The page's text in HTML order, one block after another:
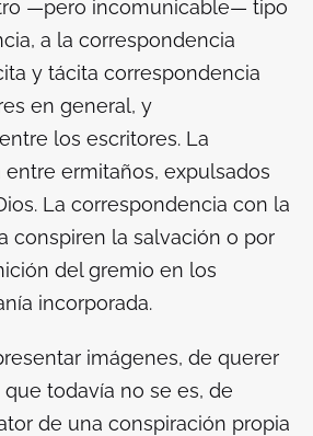
—pero incomunicable— tipo
a la correspondencia
y tácita correspondencia
en general, y
los escritores. La
ermitaños, expulsados
La correspondencia con la
conspiren la salvación o por
del gremio en los
incorporada.
imágenes, de querer
todavía no se es, de
de una conspiración propia